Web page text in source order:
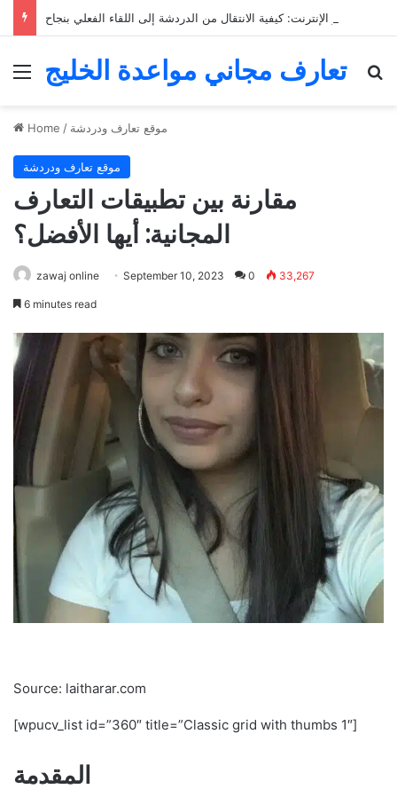
Menu
تعارف مجاني مواعدة الخليج
Home / موقع تعارف ودردشة
موقع تعارف ودردشة
مقارنة بين تطبيقات التعارف
المجانية: أيها الأفضل؟
zawaj online September 10, 2023 0 33,267
6 minutes read
Source: laitharar.com
[wpucv_list id=”360″ title=”Classic grid with thumbs 1″]
المقدمة